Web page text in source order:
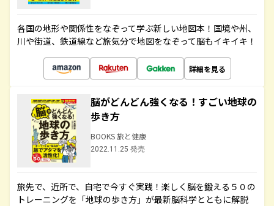
各国の地形や関係性をなぞって学ぶ新しい地図本！国境や州、
川や街道、鉄道線など旅気分で地図をなぞって脳もイキイキ！
詳細を見る
脳がどんどん強くなる！すごい地球の
歩き方
BOOKS 旅と健康
2022.11.25 発売
旅先で、近所で、自宅で今すぐ実践！楽しく脳を鍛える５０の
トレーニングを「地球の歩き方」が最新脳科学とともに解説